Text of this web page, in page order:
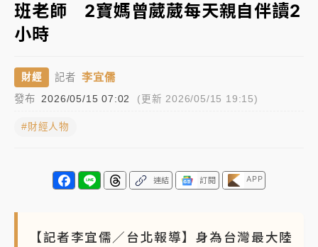
周末精選｜
苯駢芘無安全攝取值！致癌苦茶油下肚 毒
物醫籲多吃蔬果代謝
《知新聞》揭「運科計畫」人體實驗黑幕 運動部不追
究！遭監委質疑
員工犯案 破案關鍵曝
班老師 2寶媽曾葳葳每天親自伴讀2
小時
財經 記者 李宜儒
發布 2026/05/15 07:02 (更新 2026/05/15 19:15)
#財經人物
連結 訂閱 APP
【記者李宜儒／台北報導】身為台灣最大陸